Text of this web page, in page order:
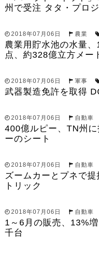
州で受注 タタ・プロ
2018年07月06日 農業
農業用貯水池の水量
点、約328億立方メー
2018年07月06日 軍事
武器製造免許を取得
2018年07月06日 自動車
400億ルピー、TN州
ーのシート
2018年07月06日 自動車
ズームカーとプネで
トリック
2018年07月06日 自動車
1～6月の販売、13%
千台